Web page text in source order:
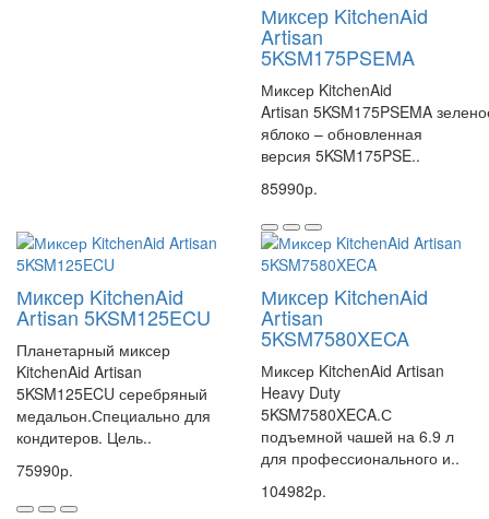
Миксер KitchenAid
Artisan
5KSM175PSEMA
Миксер KitchenAid
Artisan 5KSM175PSEMA
яблоко – обновленная
версия 5KSM175PSE..
85990р.
Миксер KitchenAid
Artisan 5KSM125ECU
Планетарный миксер
KitchenAid Artisan
5KSM125ECU серебряный
медальон.Специально для
кондитеров. Цель..
75990р.
Миксер KitchenAid
Artisan
5KSM7580XECA
Миксер KitchenAid Artisan
Heavy Duty
5KSM7580XECA.С
подъемной чашей на 6.9 л
для профессионального и..
104982р.